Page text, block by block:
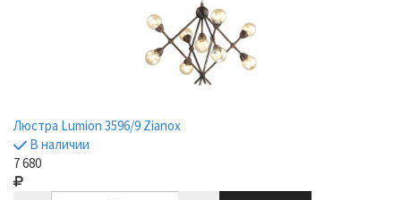
Люстра Lumion 3596/9 Zianox
В наличии
7 680